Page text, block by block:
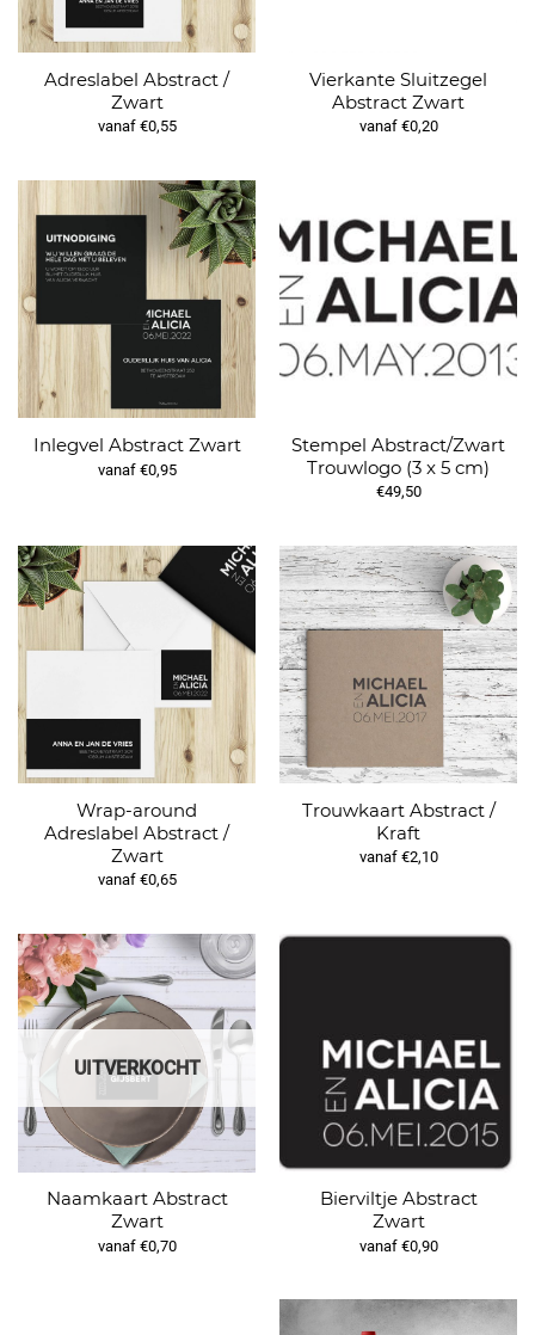
Adreslabel Abstract /
Zwart
vanaf €0,55
Vierkante Sluitzegel
Abstract Zwart
vanaf €0,20
Inlegvel Abstract Zwart
vanaf €0,95
Stempel Abstract/Zwart
Trouwlogo (3 x 5 cm)
€49,50
Wrap-around
Adreslabel Abstract /
Zwart
vanaf €0,65
Trouwkaart Abstract /
Kraft
vanaf €2,10
UITVERKOCHT
Naamkaart Abstract
Zwart
vanaf €0,70
Bierviltje Abstract
Zwart
vanaf €0,90